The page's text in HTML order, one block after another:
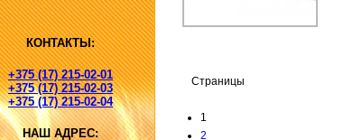
КОНТАКТЫ:
+375 (17) 215-02-01
+375 (17) 215-02-03
+375 (17) 215-02-04
НАШ АДРЕС:
Страницы
1
2